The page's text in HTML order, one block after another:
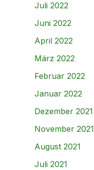
Juli 2022
Juni 2022
April 2022
März 2022
Februar 2022
Januar 2022
Dezember 2021
November 2021
August 2021
Juli 2021